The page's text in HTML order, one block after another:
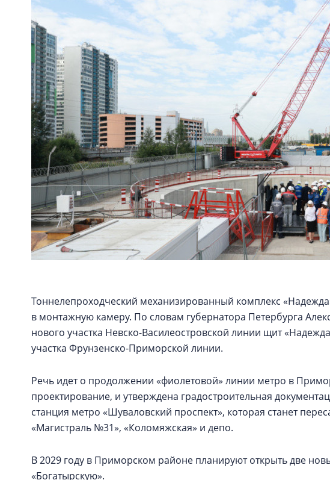
Тоннелепроходческий механизированный комплекс
в монтажную камеру. По словам губернатора Петербурга
нового участка Невско-Василеостровской линии щит
участка Фрунзенско-Приморской линии.
Речь идет о продолжении «фиолетовой» линии метро в
проектирование, и утверждена градостроительная
станция метро «Шуваловский проспект», которая станет
«Магистраль №31», «Коломяжская» и депо.
В 2029 году в Приморском районе планируют открыть две
«Богатырскую».